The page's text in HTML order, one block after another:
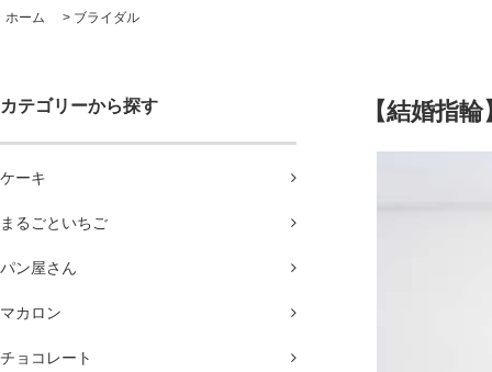
ホーム > ブライダル
カテゴリーから探す
ケーキ
まるごといちご
パン屋さん
マカロン
チョコレート
【結婚指